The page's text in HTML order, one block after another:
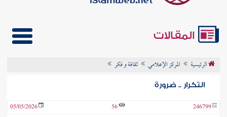
المقالات
الرئيسية المركز الإعلامي ثقافة و فكر
التكرار .. ضرورة
246799
56
05/05/2026